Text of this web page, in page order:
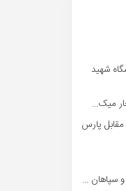
شهید
میک...
پارس
سپاهان ...